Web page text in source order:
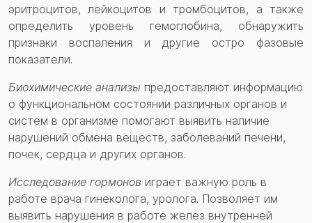
эритроцитов, лейкоцитов и тромбоцитов, а также
определить уровень гемоглобина, обнаружить
признаки воспаления и другие остро фазовые
показатели.
Биохимические анализы предоставляют информацию
о функциональном состоянии различных органов и
систем в организме помогают выявить наличие
нарушений обмена веществ, заболеваний печени,
почек, сердца и других органов.
Исследование гормонов играет важную роль в
работе врача гинеколога, уролога. Позволяет им
выявить нарушения в работе желез внутренней